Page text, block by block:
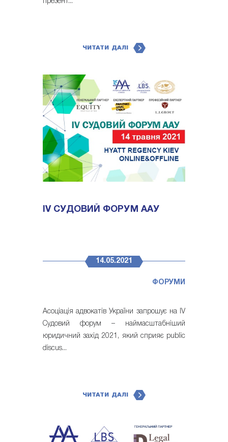
ЧИТАТИ ДАЛІ
IV СУДОВИЙ ФОРУМ ААУ
14.05.2021
ФОРУМИ
Асоціація адвокатів України запрошує на IV
Судовий форум – наймасштабніший
юридичний захід 2021, який сприяє public
discus...
ЧИТАТИ ДАЛІ